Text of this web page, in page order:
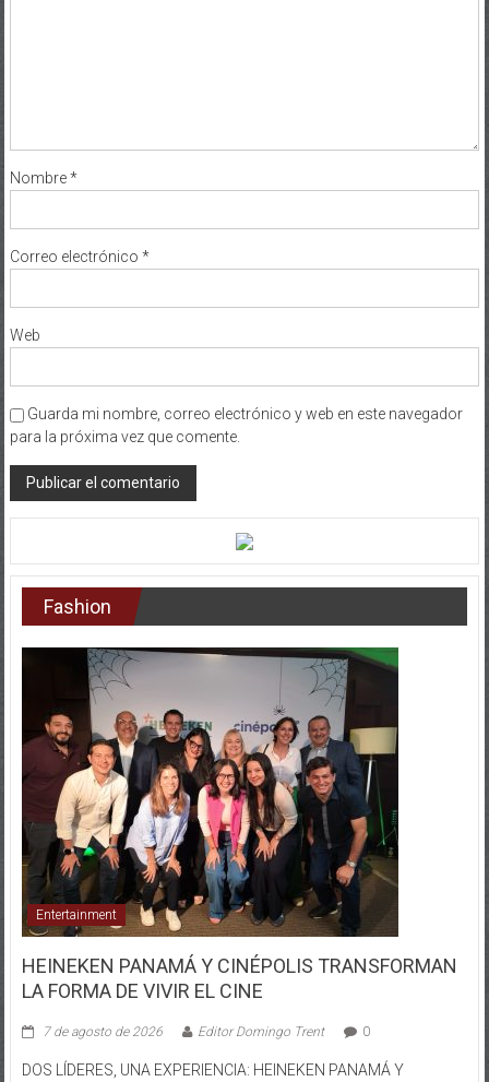
Nombre*
Correo electrónico *
Web
Guarda mi nombre, correo electrónico y web en este navegador
para la próxima vez que comente.
Fashion
Entertainment
HEINEKEN PANAMÁ Y CINÉPOLIS TRANSFORMAN
LA FORMA DE VIVIR EL CINE
7 de agosto de 2026 Editor Domingo Trent 0
DOS LÍDERES, UNA EXPERIENCIA: HEINEKEN PANAMÁ Y